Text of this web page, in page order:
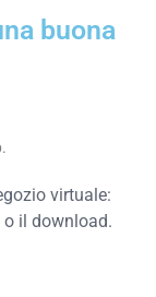
buona
virtuale:
o il download.